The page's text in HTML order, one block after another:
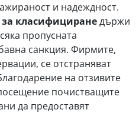
и надеждност.
класифициранедържи
пропусната
санкция. Фирмите,
се отстраняват
на отзивите
почистващите
да предоставят